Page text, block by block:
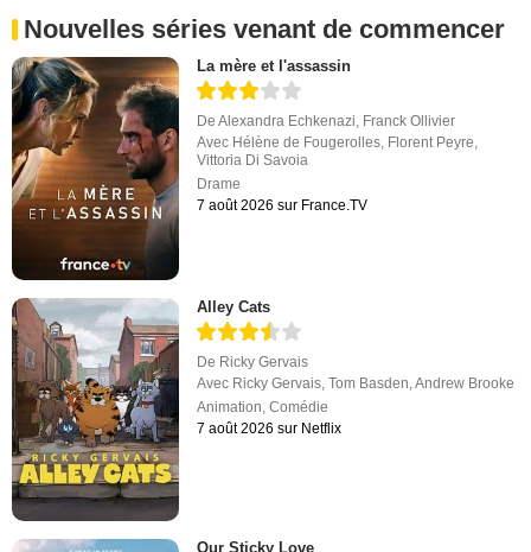
Nouvelles séries venant de commencer
La mère et l'assassin
DeAlexandra Echkenazi Franck Ollivier
Avec Hélène de Fougerolles Florent Peyre
Vittoria Di Savoia
Drame
7 août 2026 sur France.TV
Alley Cats
De Ricky Gervais
Avec Ricky Gervais,Tom Basden,Andrew Brooke
Animation,Comédie
7 août 2026 sur Netflix
Our Sticky Love